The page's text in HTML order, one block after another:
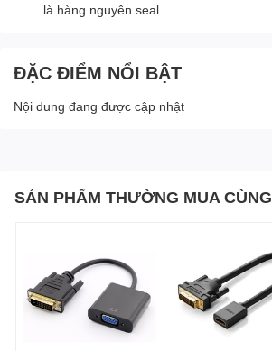
là hàng nguyên seal.
ĐẶC ĐIỂM NỔI BẬT
Nội dung đang được cập nhật
SẢN PHẨM THƯỜNG MUA CÙNG